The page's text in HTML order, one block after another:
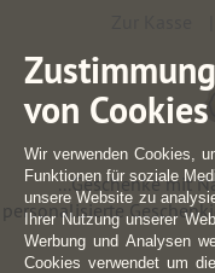
...Geschenke mit
personalisierte
von Cookies
Wir verwenden Cookies,
Funktionen für soziale
unsere Website zu
Ihrer Nutzung unserer
Werbung und Analysen
Cookies verwendet um